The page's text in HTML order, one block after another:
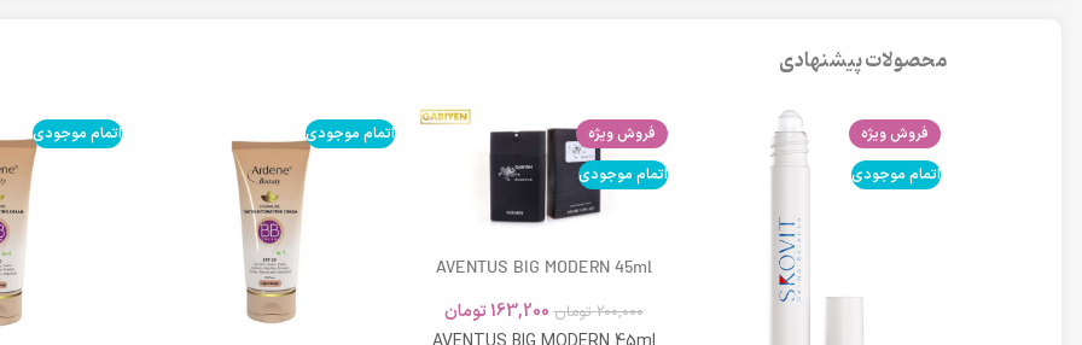
محصولات پیشنهادی
فروش ویژه
اتمام موجودی
فروش ویژه
اتمام موجودی
AVENTUS BIG MODERN 45ml
200,000 تومان 163,200تومان
اتمام موجودی اتمام موجودی